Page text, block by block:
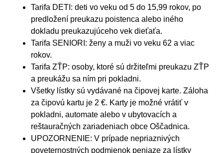
Tarifa DETI: deti vo veku od 5 do 15,99 rokov, po
predložení preukazu poistenca alebo iného
dokladu preukazujúceho vek dieťaťa.
Tarifa SENIORI: ženy a muži vo veku 62 a viac
rokov.
Tarifa ZŤP: osoby, ktoré sú držiteľmi preukazu ZŤP
a preukážu sa ním pri pokladni.
Všetky lístky sú vydávané na čipovej karte. Záloha
za čipovú kartu je 2 €. Karty je možné vrátiť v
pokladni, automate alebo v ubytovacích a
reštauračných zariadeniach obce Oščadnica.
UPOZORNENIE: V prípade nepriaznivých
poveternostných podmienok peniaze za lístky